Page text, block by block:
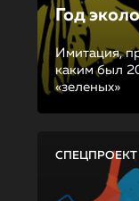
Год
Имитация,
каким был
«зеленых»
СПЕЦПРОЕКТ